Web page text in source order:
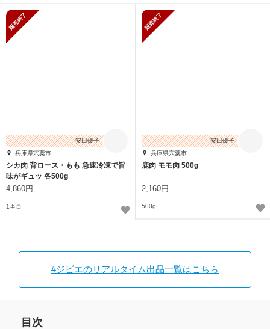
安田優子
兵庫県宍粟市
シカ肉 背ロース・もも 急速冷凍で旨
味がギュッ 各500g
4,860円
1キロ
安田優子
兵庫県宍粟市
鹿肉 モモ肉 500g
2,160円
500g
#ジビエのリアルタイム出品一覧はこちら
目次